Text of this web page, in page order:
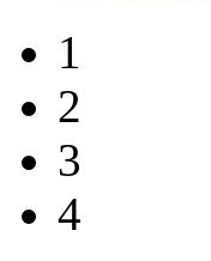
1
2
3
4